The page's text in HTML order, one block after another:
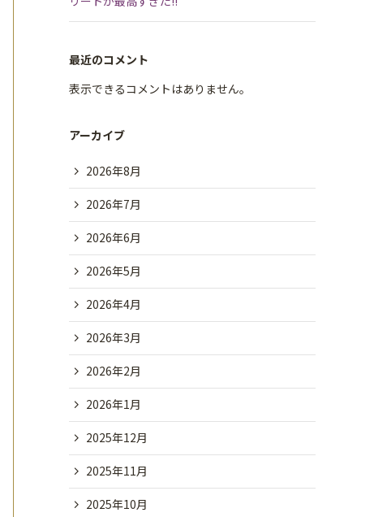
最近のコメント
表示できるコメントはありません。
アーカイブ
2026年8月
2026年7月
2026年6月
2026年5月
2026年4月
2026年3月
2026年2月
2026年1月
2025年12月
2025年11月
2025年10月